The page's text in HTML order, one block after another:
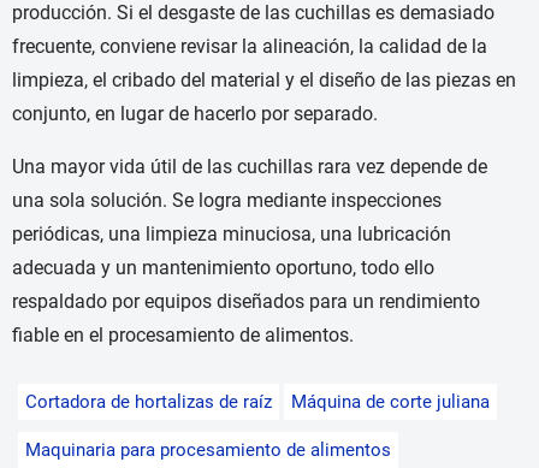
producción. Si el desgaste de las cuchillas es demasiado
frecuente, conviene revisar la alineación, la calidad de la
limpieza, el cribado del material y el diseño de las piezas en
conjunto, en lugar de hacerlo por separado.
Una mayor vida útil de las cuchillas rara vez depende de
una sola solución. Se logra mediante inspecciones
periódicas, una limpieza minuciosa, una lubricación
adecuada y un mantenimiento oportuno, todo ello
respaldado por equipos diseñados para un rendimiento
fiable en el procesamiento de alimentos.
Cortadora de hortalizas de raíz Máquina de corte juliana
Maquinaria para procesamiento de alimentos